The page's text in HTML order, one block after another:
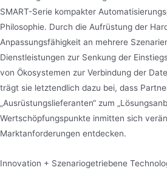
SMART-Serie kompakter
Philosophie. Durch die Aufrüstung der
Anpassungsfähigkeit an mehrere
Dienstleistungen zur Senkung der
von Ökosystemen zur Verbindung der
trägt sie letztendlich dazu bei, dass
„Ausrüstungslieferanten“ zum
Wertschöpfungspunkte inmitten sich
Marktanforderungen entdecken.
Innovation + Szenariogetriebene